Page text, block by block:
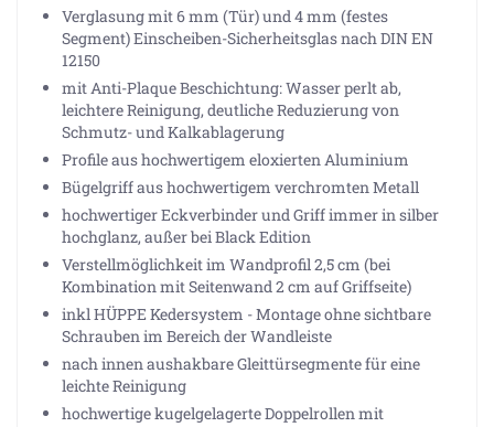
Verglasung mit 6 mm (Tür) und 4 mm (festes
Segment) Einscheiben-Sicherheitsglas nach DIN EN
12150
mit Anti-Plaque Beschichtung: Wasser perlt ab,
leichtere Reinigung, deutliche Reduzierung von
Schmutz- und Kalkablagerung
Profile aus hochwertigem eloxierten Aluminium
Bügelgriff aus hochwertigem verchromten Metall
hochwertiger Eckverbinder und Griff immer in silber
hochglanz, außer bei Black Edition
Verstellmöglichkeit im Wandprofil 2,5 cm (bei
Kombination mit Seitenwand 2 cm auf Griffseite)
inkl HÜPPE Kedersystem - Montage ohne sichtbare
Schrauben im Bereich der Wandleiste
nach innen aushakbare Gleittürsegmente für eine
leichte Reinigung
hochwertige kugelgelagerte Doppelrollen mit